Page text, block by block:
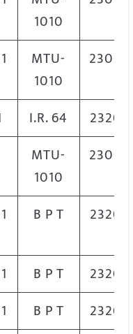
1010
MTU-
1010
2300
I.R. 64
2320
MTU-
1010
2300
B P T 2320
B P T
2320
B P T
2320